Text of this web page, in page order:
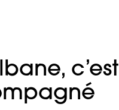
c’est